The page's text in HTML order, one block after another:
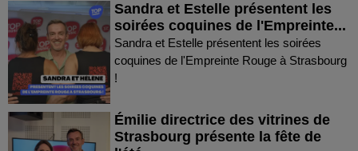
Sandra et Estelle présentent les
soirées coquines de l'Empreinte...
Sandra et Estelle présentent les soirées
coquines de l'Empreinte Rouge à Strasbourg
!
Émilie directrice des vitrines de
Strasbourg présente la fête de